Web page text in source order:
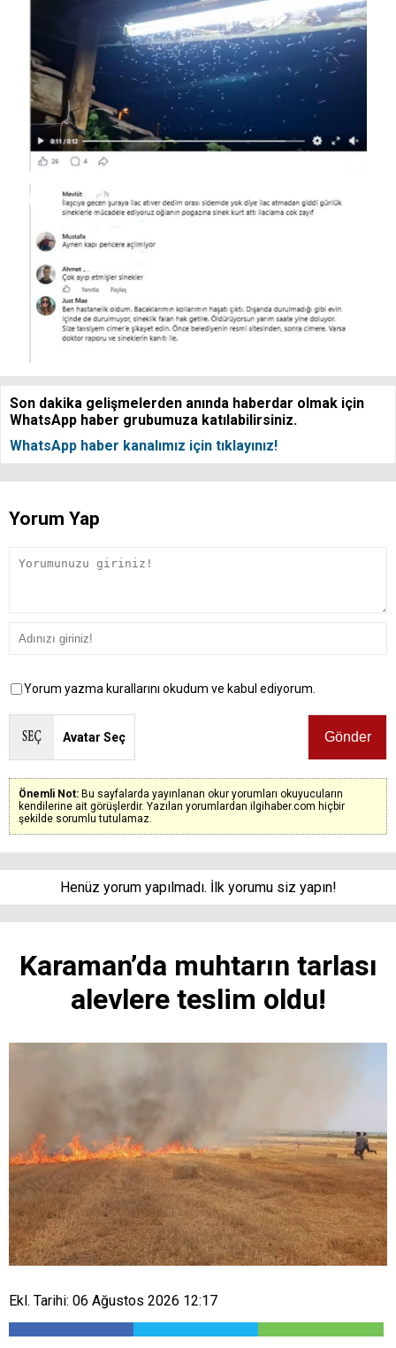
Son dakika gelişmelerden anında haberdar olmak için
WhatsApp haber grubumuza katılabilirsiniz.
WhatsApp haber kanalımız için tıklayınız!
Yorum Yap
Yorum yazma kurallarını okudum ve kabul ediyorum.
Avatar Seç
Önemli Not: Bu sayfalarda yayınlanan okur yorumları okuyucuların
kendilerine ait görüşlerdir. Yazılan yorumlardan ilgihaber.com hiçbir
şekilde sorumlu tutulamaz.
Henüz yorum yapılmadı. İlk yorumu siz yapın!
Karaman’da muhtarın tarlası
alevlere teslim oldu!
Ekl. Tarihi: 06 Ağustos 2026 12:17